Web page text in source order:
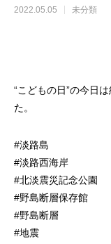
2022.05.05 未分類
“こどもの日”の今日
た。
#淡路島
#淡路西海岸
#北淡震災記念公園
#野島断層保存館
#野島断層
#地震